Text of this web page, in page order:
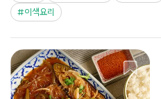
이색요리